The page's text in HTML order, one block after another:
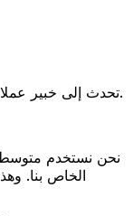
تحدث إلى خبيريمكننا التفوق على أسعار المنافسين.
نحن نستخدم
الخاص بنا.